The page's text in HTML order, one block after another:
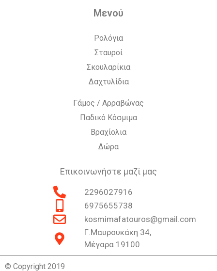
Μενού
Ρολόγια
Σταυροί
Σκουλαρίκια
Δαχτυλίδια
Γάμος / Αρραβώνας
Παδικό Κόσμιμα
Βραχίολια
Δώρα
Επικοινωνήστε μαζί μας
2296027916
6975655738
kosmimafatouros@gmail.com
Γ.Μαυρουκάκη 34,
Μέγαρα 19100
© Copyright 2019